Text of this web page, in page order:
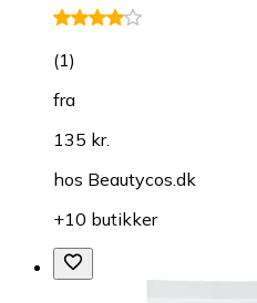
(1)
fra
135 kr.
hos Beautycos.dk
+10 butikker